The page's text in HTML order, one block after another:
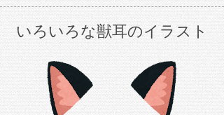
いろいろな獣耳のイラスト